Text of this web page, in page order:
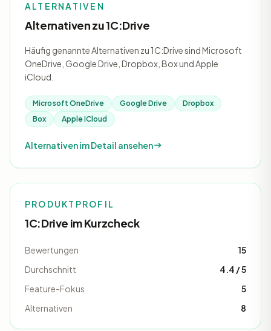
ALTERNATIVEN
Alternativen zu 1C:Drive
Häufig genannte Alternativen zu 1C:Drive sind Microsoft
OneDrive, Google Drive, Dropbox, Box und Apple
iCloud.
Microsoft OneDrive Google Drive
Dropbox
Box
Apple iCloud
Alternativen im Detail ansehen
PRODUKTPROFIL
1C:Drive im Kurzcheck
Bewertungen
15
Durchschnitt
4.4 / 5
Feature-Fokus
5
Alternativen
8